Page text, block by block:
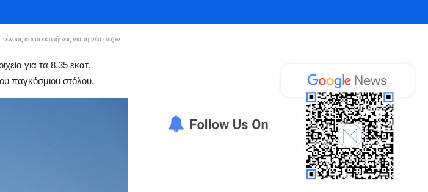
και οι εκτιμήσεις για τη νέα σεζόν
για τα 8,35 εκατ.
παγκόσμιου στόλου.